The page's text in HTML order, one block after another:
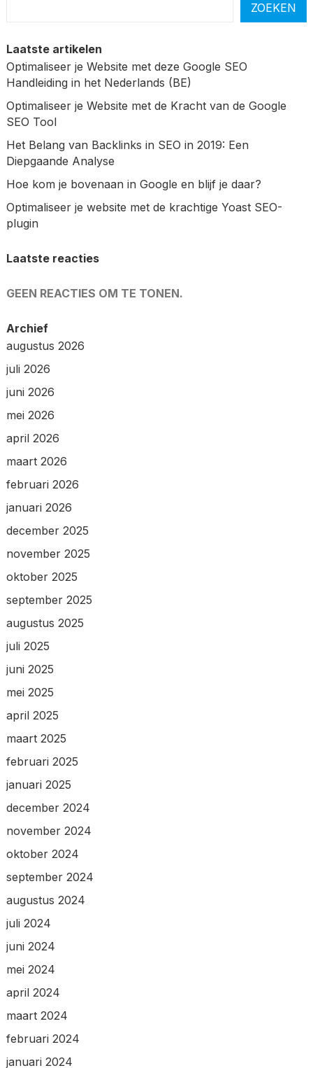
ZOEKEN
Laatste artikelen
Optimaliseer je Website met deze Google SEO
Handleiding in het Nederlands (BE)
Optimaliseer je Website met de Kracht van de Google
SEO Tool
Het Belang van Backlinks in SEO in 2019: Een
Diepgaande Analyse
Hoe kom je bovenaan in Google en blijf je daar?
Optimaliseer je website met de krachtige Yoast SEO-
plugin
Laatste reacties
GEEN REACTIES OM TE TONEN.
Archief
augustus 2026
juli 2026
juni 2026
mei 2026
april 2026
maart 2026
februari 2026
januari 2026
december 2025
november 2025
oktober 2025
september 2025
augustus 2025
juli 2025
juni 2025
mei 2025
april 2025
maart 2025
februari 2025
januari 2025
december 2024
november 2024
oktober 2024
september 2024
augustus 2024
juli 2024
juni 2024
mei 2024
april 2024
maart 2024
februari 2024
januari 2024